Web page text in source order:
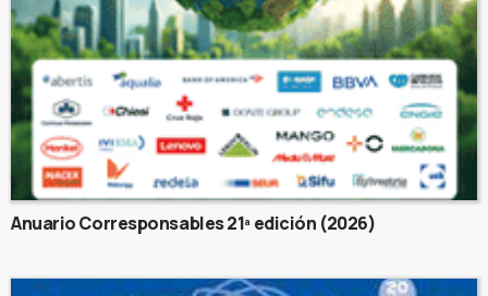
Anuario Corresponsables 21ª edición (2026)